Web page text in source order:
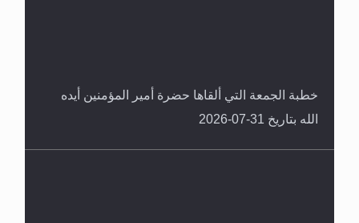
سورة التكوير تُنبئ بزمن بعثة المسيح الموعود عليه
خطبة الجمعة التي ألقاها حضرة أمير المؤمنين أيده
الله بتاريخ 31-07-2026